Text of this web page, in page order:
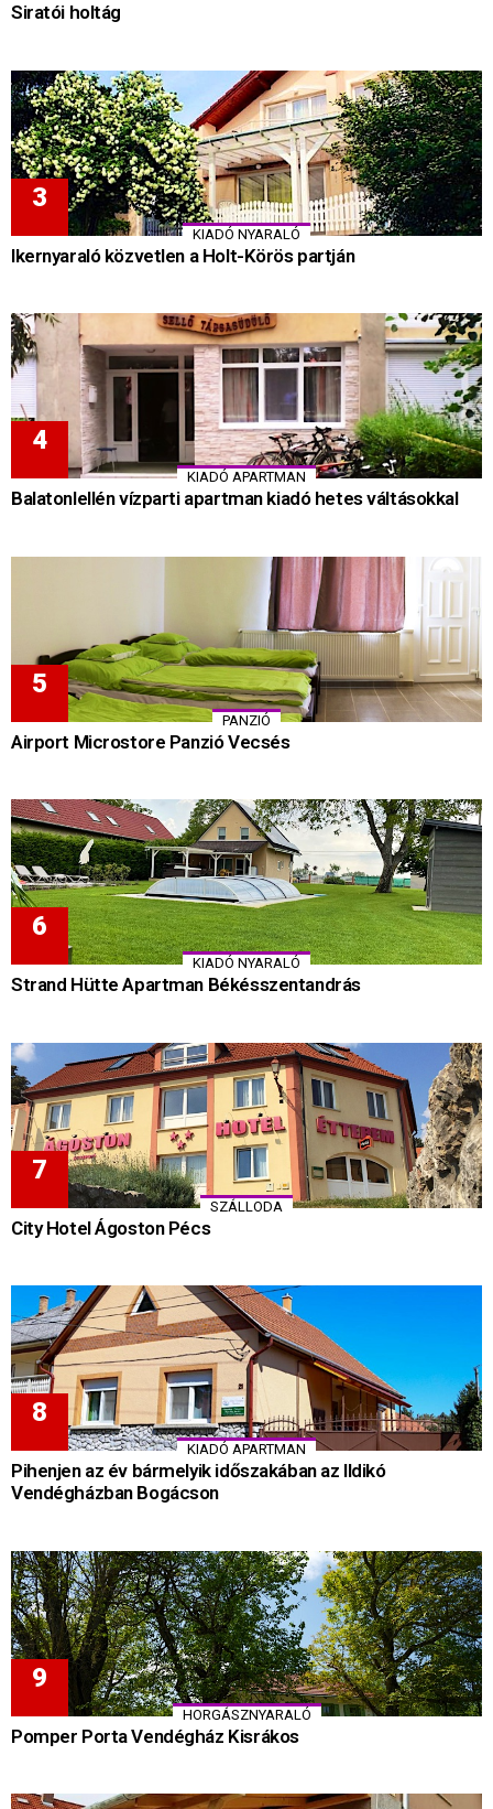
Siratói holtág
KIADÓ NYARALÓ
Ikernyaraló közvetlen a Holt-Körös partján
KIADÓ APARTMAN
Balatonlellén vízparti apartman kiadó hetes váltásokkal
PANZIÓ
Airport Microstore Panzió Vecsés
KIADÓ NYARALÓ
Strand Hütte Apartman Békésszentandrás
SZÁLLODA
City Hotel Ágoston Pécs
KIADÓ APARTMAN
Pihenjen az év bármelyik időszakában az Ildikó
Vendégházban Bogácson
HORGÁSZNYARALÓ
Pomper Porta Vendégház Kisrákos